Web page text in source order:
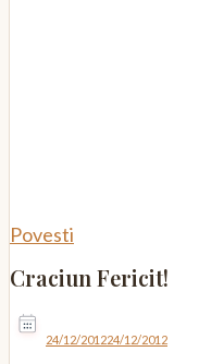
Povesti
Craciun Fericit!
24/12/201224/12/2012